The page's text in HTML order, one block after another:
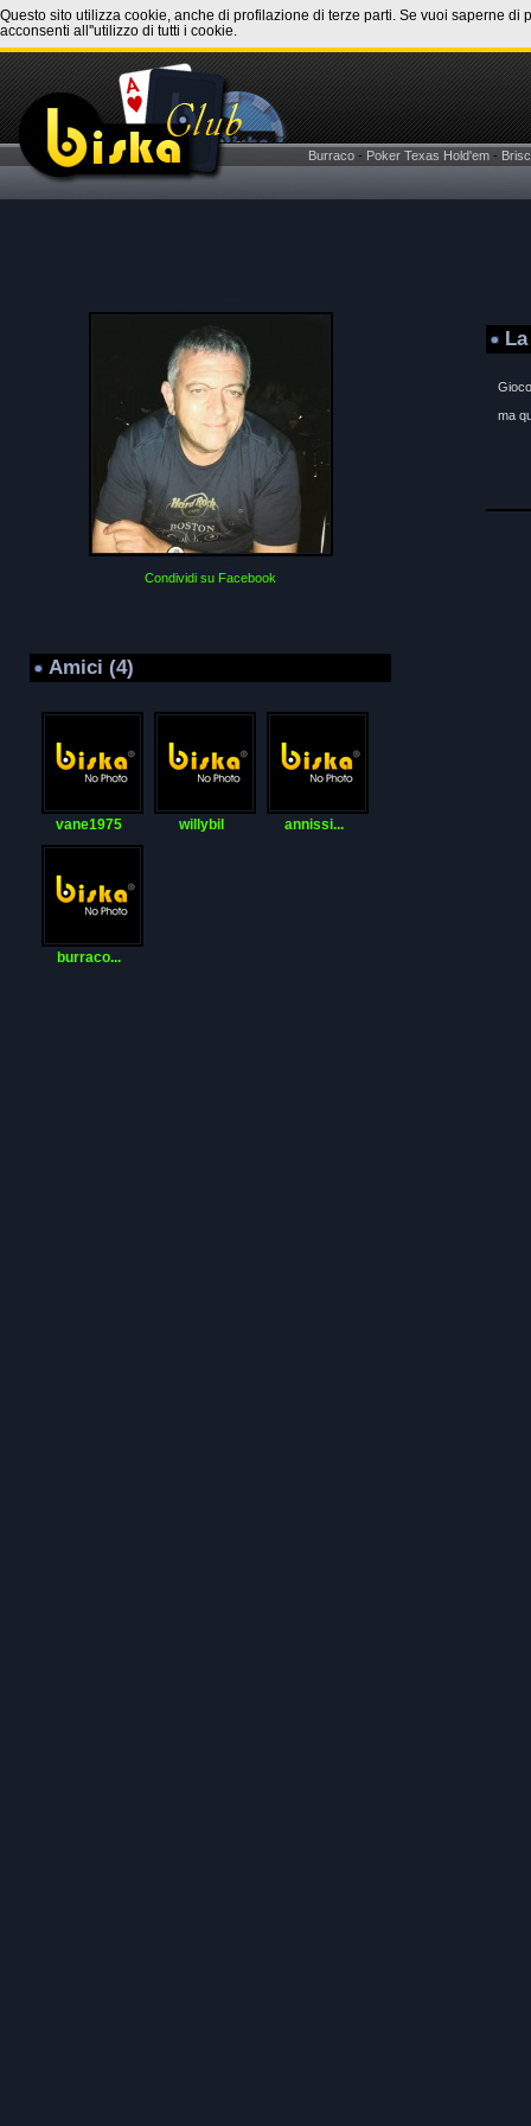
Questo sito utilizza cookie, anche di profilazione di terze parti. Se vuoi saperne
acconsenti all''utilizzo di tutti i cookie.
Burraco - Poker Texas Hold'em -
Condividi su Facebook
Amici (4)
vane1975 willybil annissi...
burraco...
ma